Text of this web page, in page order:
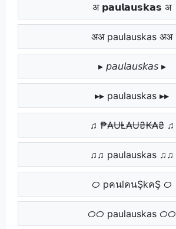
अ 𝗽𝗮𝘂𝗹𝗮𝘂𝘀𝗸𝗮𝘀 अ
अअ paulauskas अअ
▸ 𝘱𝘢𝘶𝘭𝘢𝘶𝘴𝘬𝘢𝘴 ▸
▸▸ paulauskas ▸▸
♫ ₱₳ɄⱠ₳Ʉ₴₭₳₴ ♫
♫♫ paulauskas ♫♫
ᝪ pคนlคนŞkคŞ ᝪ
ᝪᝪ paulauskas ᝪᝪ